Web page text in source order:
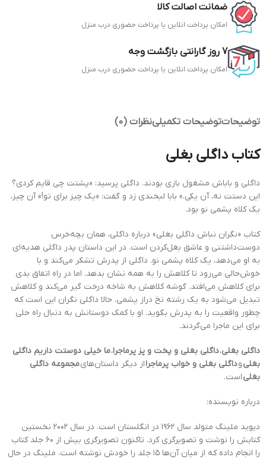
ضمانت اصالت کالا
امکان پرداخت انلاین یا پرداخت حضوری درب منزل
7 روز گارانتی بازگشت وجه
امکان پرداخت انلاین یا پرداخت حضوری درب منزل
توضیحاتتوضیحات تکمیلینظرات (0)
کتاب داگلی بغلی
داگلی و باباش مشغول بازی بودند. داگلی پرسید: «پشتت چی قایم کردی؟
این دستت نه، آن یکی.» بابا لبخندی زد و گفت: «یک چیز برای تو!» آن چیز،
یک کلاه پشمی نو بود.
کتاب «نگران نباش داگلی بغلی» درباره داگلی، همان بچه‌خرس
دوست‌داشتنی و عاشق بغل‌کردن است. در این داستان پدر داگلی هدیه‌ای
به او می‌دهد، یک کلاه پشمی نو. داگلی از پدرش تشکر می‌کند و با
خوش‌حالی می‌رود تا کلاهش را به همه نشان بدهد. اما در راه اتفاق بدی
برای کلاهش می‌افتد. گوشه کلاهش به شاخه درخت گیر می‌کند و کلاهش
تبدیل می‌شود به یک رشته نخ دراز پشمی. حالا داگلی نگران این است که
چطور واقعیت را به پدرش بگوید. او با کمک دوستانش به دنبال راه حلی
برای این ماجرا می‌گردند.
داگلی بغلی،داگلی بغلی و پخت و پز پرماجرا،ما خیلی دوستت داریم داگلی
بغلیوداگلی بغلی و خواب پرماجرااز دیگر داستان‌هایمجموعه داگلی
بغلیاست.
درباره نویسنده:
دیوید ملینگ متولد سال ۱۹۶۲ در انگلستان است. در سال ۲۰۰۲ نخستین
کتابش را نوشت و تصویرگری کرد. تاکنون تصویرگری بیش از ۶۰ جلد کتاب
را انجام داده که از میان آن‌ها ۱۵ جلد را خودش نوشته است. ملینگ در حال